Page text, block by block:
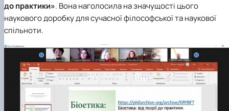
до практики». Вона наголосила на значущості цього
наукового доробку для сучасної філософської та наукової
спільноти.